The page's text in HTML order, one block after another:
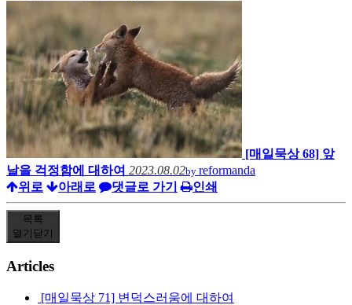
[매일묵상 68] 앞
날을 걱정함에 대하여 2023.08.02by reformanda
위로
아래로 댓글로 가기 인쇄
목록
열기 닫기
Articles
[매일묵상 71] 변덕스러움에 대하여